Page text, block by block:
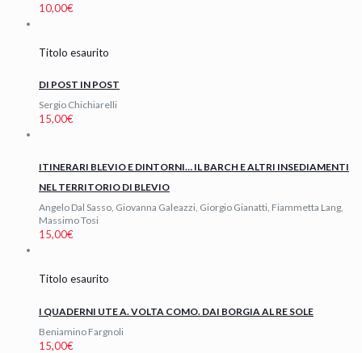
10,00€
Titolo esaurito
DI POST IN POST
Sergio Chichiarelli
15,00€
ITINERARI BLEVIO E DINTORNI… IL BARCH E ALTRI INSEDIAMENTI
NEL TERRITORIO DI BLEVIO
Angelo Dal Sasso, Giovanna Galeazzi, Giorgio Gianatti, Fiammetta Lang,
Massimo Tosi
15,00€
Titolo esaurito
I QUADERNI UTE A. VOLTA COMO. DAI BORGIA AL RE SOLE
Beniamino Fargnoli
15,00€